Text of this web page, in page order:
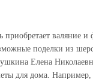
валяние
поделки из
Елена
для дома.